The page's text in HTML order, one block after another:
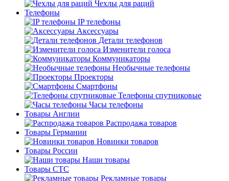
Чехлы для раций
Телефоны
IP телефоны
Аксессуары
Детали телефонов
Изменители голоса
Коммуникаторы
Необычные телефоны
Проекторы
Смартфоны
Телефоны спутниковые
Часы телефоны
Товары Англии
Распродажа товаров
Товары Германии
Новинки товаров
Товары России
Наши товары
Товары СТС
Рекламные товары